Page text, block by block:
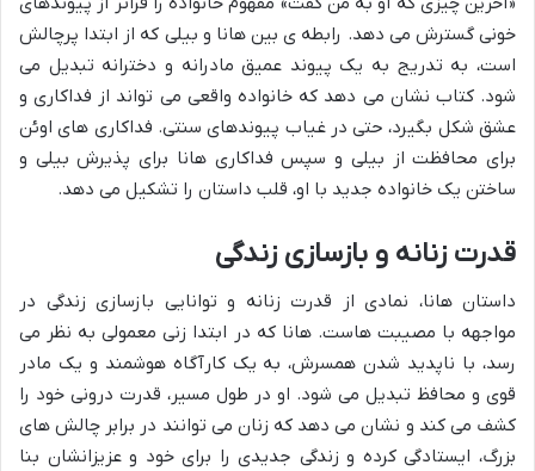
خونی گسترش می دهد. رابطه ی بین هانا و بیلی که از ابتدا پرچالش
است، به تدریج به یک پیوند عمیق مادرانه و دخترانه تبدیل می
شود. کتاب نشان می دهد که خانواده واقعی می تواند از فداکاری و
عشق شکل بگیرد، حتی در غیاب پیوندهای سنتی. فداکاری های اوئن
برای محافظت از بیلی و سپس فداکاری هانا برای پذیرش بیلی و
ساختن یک خانواده جدید با او، قلب داستان را تشکیل می دهد.
قدرت زنانه و بازسازی زندگی
داستان هانا، نمادی از قدرت زنانه و توانایی بازسازی زندگی در
مواجهه با مصیبت هاست. هانا که در ابتدا زنی معمولی به نظر می
رسد، با ناپدید شدن همسرش، به یک کارآگاه هوشمند و یک مادر
قوی و محافظ تبدیل می شود. او در طول مسیر، قدرت درونی خود را
کشف می کند و نشان می دهد که زنان می توانند در برابر چالش های
بزرگ، ایستادگی کرده و زندگی جدیدی را برای خود و عزیزانشان بنا